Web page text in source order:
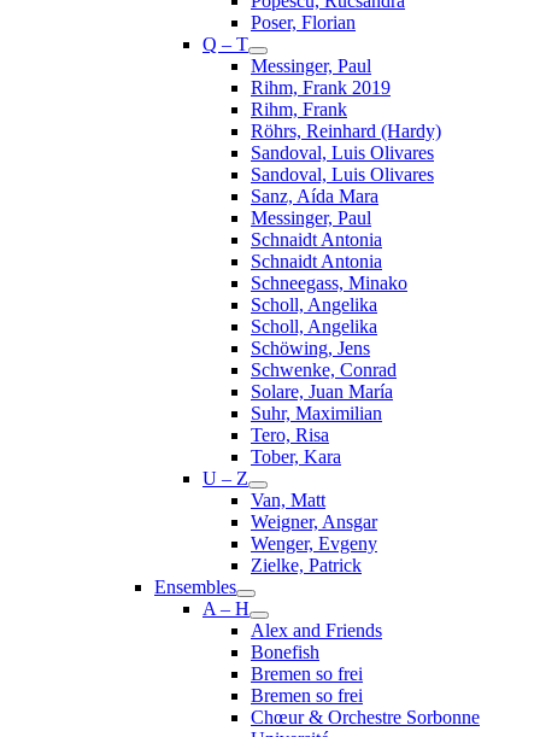
Poser, Florian
Q – T
Messinger, Paul
Rihm, Frank 2019
Rihm, Frank
Röhrs, Reinhard (Hardy)
Sandoval, Luis Olivares
Sandoval, Luis Olivares
Sanz, Aída Mara
Messinger, Paul
Schnaidt Antonia
Schnaidt Antonia
Schneegass, Minako
Scholl, Angelika
Scholl, Angelika
Schöwing, Jens
Schwenke, Conrad
Solare, Juan María
Suhr, Maximilian
Tero, Risa
Tober, Kara
U – Z
Van, Matt
Weigner, Ansgar
Wenger, Evgeny
Zielke, Patrick
Ensembles
A – H
Alex and Friends
Bonefish
Bremen so frei
Bremen so frei
Chœur & Orchestre Sorbonne